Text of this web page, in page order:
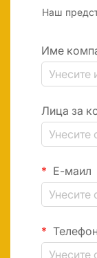
Наш
Име
Лица за
Е-маил
Телефон